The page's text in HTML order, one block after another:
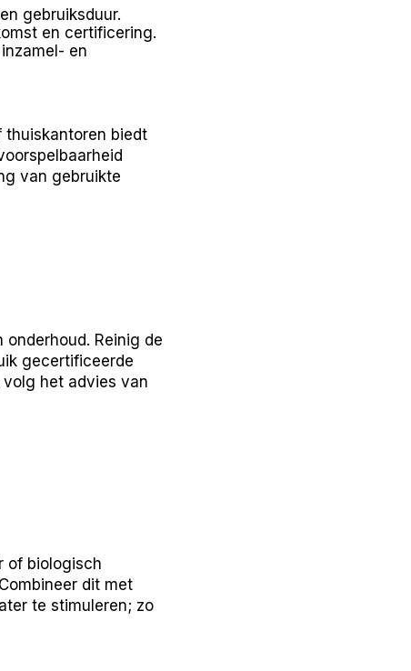
gebruiksduur.
en certificering.
en
thuiskantoren biedt
van gebruikte
Reinig de
gecertificeerde
het advies van
of biologisch
dit met
te stimuleren; zo